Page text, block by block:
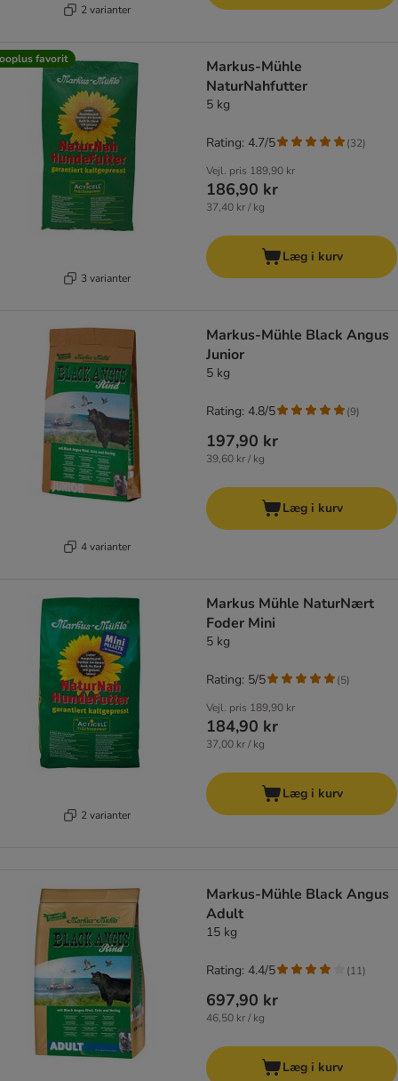
2 varianter
favorit
3 varianter
Markus-Mühle
NaturNahfutter
5 kg
Vejl. pris 189,90 kr
186,90 kr
37,40 kr / kg
Rating: 4.7/5 (32)
Læg i kurv
4 varianter
Markus-Mühle Black Angus
Junior
5 kg
197,90 kr
39,60 kr / kg
Rating: 4.8/5 (9)
Læg i kurv
2 varianter
Markus Mühle NaturNært
Foder Mini
5 kg
Vejl. pris 189,90 kr
184,90 kr
37,00 kr / kg
Rating: 5/5 (5)
Læg i kurv
Markus-Mühle Black Angus
Adult
15 kg
697,90 kr
46,50 kr / kg
Rating: 4.4/5 (11)
Læg i kurv